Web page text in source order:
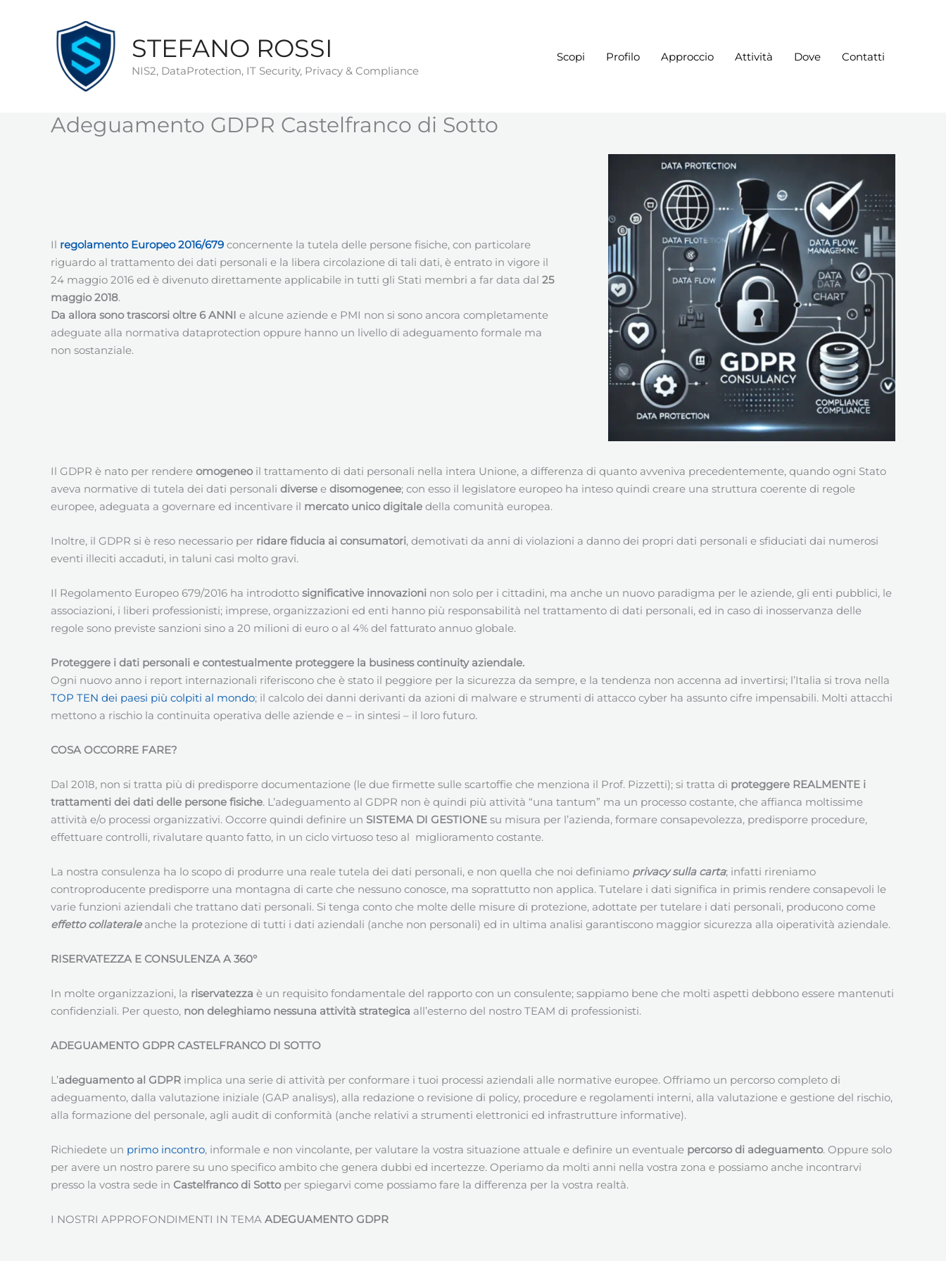
STEFANO ROSSI
NIS2, DataProtection, IT Security, Privacy & Compliance
Scopi Profilo Approccio Attività Dove Contatti
Adeguamento GDPR Castelfranco di Sotto
Il regolamento Europeo2016/679 concernente la tutela delle persone fisiche, con particolare
riguardo al trattamento dei dati personali e la libera circolazione di tali dati, è entrato in vigore il
24 maggio 2016 ed è divenuto direttamente applicabile in tutti gli Stati membri a far data dal 25
maggio 2018.
Da allora sono trascorsi oltre 6 ANNI e alcune aziende e PMI non si sono ancora completamente
adeguate alla normativa dataprotection oppure hanno un livello di adeguamento formale ma
non sostanziale.
Il GDPR è nato per rendere omogeneoil trattamento di dati personali nella intera Unione, a differenza di quanto avveniva precedentemente, quando ogni Stato
aveva normative di tutela dei dati personali diverse e disomogenee; con esso il legislatore europeo ha inteso quindi creare una struttura coerente di regole
europee, adeguata a governare ed incentivare il mercato unico digitale della comunità europea.
Inoltre, il GDPR si è reso necessario per ridare fiducia ai consumatori, demotivati da anni di violazioni a danno dei propri dati personali e sfiduciati dai numerosi
eventi illeciti accaduti, in taluni casi molto gravi.
Il Regolamento Europeo 679/2016 ha introdotto significative innovazioni non solo per i cittadini, ma anche un nuovo paradigma per le aziende, gli enti pubblici, le
associazioni, i liberi professionisti; imprese, organizzazioni ed enti hanno più responsabilità nel trattamento di dati personali, ed in caso di inosservanza delle
regole sono previste sanzioni sino a 20 milioni di euro o al 4% del fatturato annuo globale.
Proteggere i dati personali e contestualmente proteggere la business continuity aziendale.
Ogni nuovo anno i report internazionali riferiscono che è stato il peggiore per la sicurezza da sempre, e la tendenza non accenna ad invertirsi; l’Italia si trova nella
TOP TEN dei paesi più colpiti al mondo; il calcolo dei danni derivanti da azioni di malware e strumenti di attacco cyber ha assunto cifre impensabili. Molti attacchi
mettono a rischio la continuita operativa delle aziende e – in sintesi – il loro futuro.
COSA OCCORRE FARE?
Dal 2018, non si tratta più di predisporre documentazione (le due firmette sulle scartoffie che menziona il Prof. Pizzetti); si tratta di proteggere REALMENTE i
trattamenti dei dati delle persone fisiche. L’adeguamento al GDPR non è quindi più attività “una tantum” ma un processo costante, che affianca moltissime
attività e/o processi organizzativi. Occorre quindi definire un SISTEMA DI GESTIONE su misura per l’azienda, formare consapevolezza, predisporre procedure,
effettuare controlli, rivalutare quanto fatto, in un ciclo virtuoso teso al miglioramento costante.
La nostra consulenza ha lo scopo di produrre una reale tutela dei dati personali, e non quella che noi definiamo privacy sulla carta; infatti rireniamo
controproducente predisporre una montagna di carte che nessuno conosce, ma soprattutto non applica. Tutelare i dati significa in primis rendere consapevoli le
varie funzioni aziendali che trattano dati personali. Si tenga conto che molte delle misure di protezione, adottate per tutelare i dati personali, producono come
effetto collateraleanche la protezione di tutti i dati aziendali (anche non personali) ed in ultima analisi garantiscono maggior sicurezza alla oiperatività aziendale.
RISERVATEZZA E CONSULENZA A 360°
In molte organizzazioni, la riservatezza è un requisito fondamentale del rapporto con un consulente; sappiamo bene che molti aspetti debbono essere mantenuti
confidenziali. Per questo, non deleghiamo nessuna attività strategica all’esterno del nostro TEAM di professionisti.
ADEGUAMENTO GDPR CASTELFRANCO DI SOTTO
L’adeguamento al GDPR implica una serie di attività per conformare i tuoi processi aziendali alle normative europee. Offriamo un percorso completo di
adeguamento, dalla valutazione iniziale (GAP analisys), alla redazione o revisione di policy, procedure e regolamenti interni, alla valutazione e gestione del rischio,
alla formazione del personale, agli audit di conformità (anche relativi a strumenti elettronici ed infrastrutture informative).
Richiedete un primo incontro, informale e non vincolante, per valutare la vostra situazione attuale e definire un eventuale percorso di adeguamento. Oppure solo
per avere un nostro parere su uno specifico ambito che genera dubbi ed incertezze. Operiamo da molti anni nella vostra zona e possiamo anche incontrarvi
presso la vostra sede in Castelfranco di Sottoper spiegarvi come possiamo fare la differenza per la vostra realtà.
I NOSTRI APPROFONDIMENTI IN TEMA ADEGUAMENTO GDPR